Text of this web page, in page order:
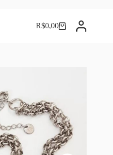
Carrinho
R$0,00